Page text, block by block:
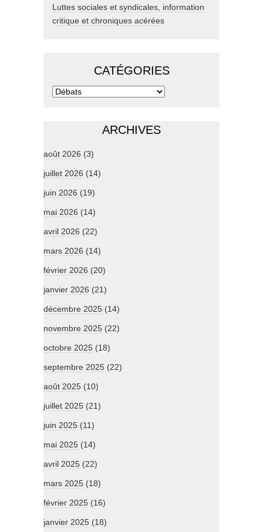
Luttes sociales et syndicales, information
critique et chroniques acérées
CATÉGORIES
ARCHIVES
août 2026 (3)
juillet 2026 (14)
juin 2026 (19)
mai 2026 (14)
avril 2026 (22)
mars 2026 (14)
février 2026 (20)
janvier 2026 (21)
décembre 2025 (14)
novembre 2025 (22)
octobre 2025 (18)
septembre 2025 (22)
août 2025 (10)
juillet 2025 (21)
juin 2025 (11)
mai 2025 (14)
avril 2025 (22)
mars 2025 (18)
février 2025 (16)
janvier 2025 (18)